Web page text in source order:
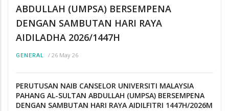
ABDULLAH (UMPSA) BERSEMPENA
DENGAN SAMBUTAN HARI RAYA
AIDILADHA 2026/1447H
GENERAL / 26 May 26
PERUTUSAN NAIB CANSELOR UNIVERSITI MALAYSIA
PAHANG AL-SULTAN ABDULLAH (UMPSA) BERSEMPENA
DENGAN SAMBUTAN HARI RAYA AIDILFITRI 1447H/2026M